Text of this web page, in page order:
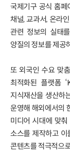
국제기구 공식 홈페
채널, 교과서, 온라
관련 정보의 실태
양질의 정보를 제공
또 외국인 수요 맞
최적화된 플랫폼
지식재산을 생산하
운영해 해외에서의
미디어 시대에 맞
소스를 제작하고
콘텐츠를 적극적으